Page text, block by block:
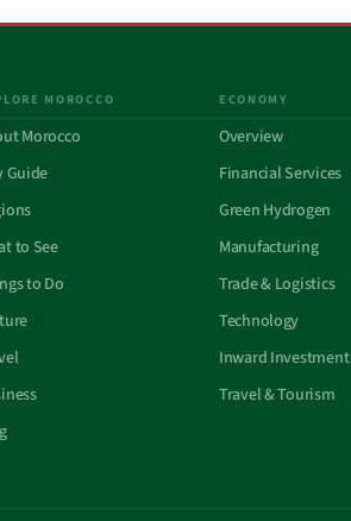
MOROCCO
Morocco
Guide
to See
to Do
ECONOMY
Overview
Financial Services
Green Hydrogen
Manufacturing
Trade & Logistics
Technology
Inward Investment
Travel & Tourism